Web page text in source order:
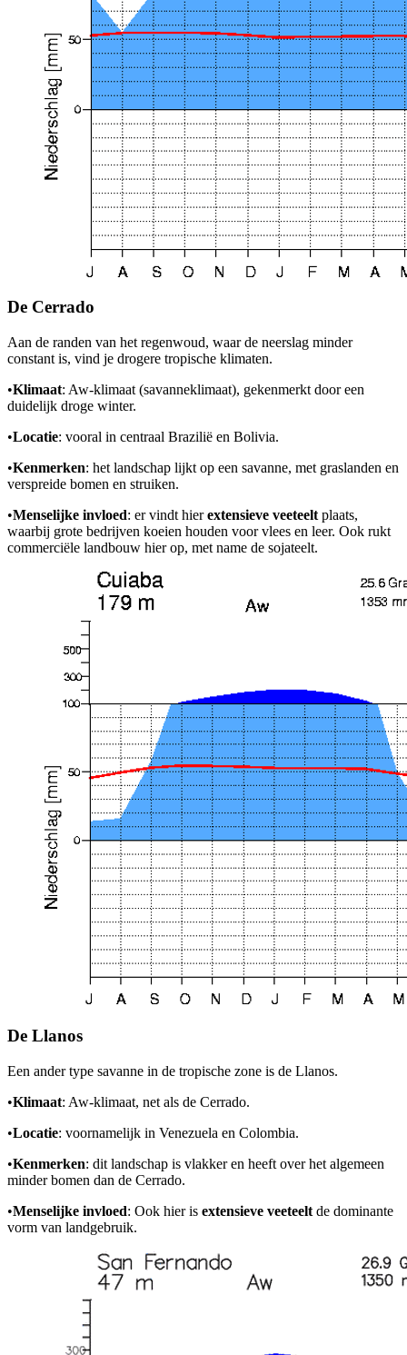
De Cerrado
Aan de randen van het regenwoud, waar de neerslag minder
constant is, vind je drogere tropische klimaten.
•Klimaat: Aw-klimaat (savanneklimaat), gekenmerkt door een
duidelijk droge winter.
•Locatie: vooral in centraal Brazilië en Bolivia.
•Kenmerken: het landschap lijkt op een savanne, met graslanden en
verspreide bomen en struiken.
•Menselijke invloed: er vindt hierextensieve veeteelt plaats,
waarbij grote bedrijven koeien houden voor vlees en leer. Ook rukt
commerciële landbouw hier op, met name de sojateelt.
De Llanos
Een ander type savanne in de tropische zone is de Llanos.
•Klimaat: Aw-klimaat, net als de Cerrado.
•Locatie: voornamelijk in Venezuela en Colombia.
•Kenmerken: dit landschap is vlakker en heeft over het algemeen
minder bomen dan de Cerrado.
•Menselijke invloed: Ook hier is extensieve veeteelt de dominante
vorm van landgebruik.